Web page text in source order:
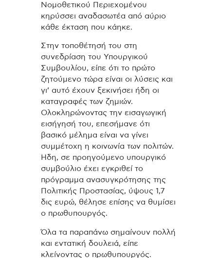
Νομοθετικού Περιεχομένου
κηρύσσει αναδασωτέα από αύριο
κάθε έκταση που κάηκε.
Στην τοποθέτησή του στη
συνεδρίαση του Υπουργικού
Συμβουλίου, είπε ότι το πρώτο
ζητούμενο τώρα είναι οι λύσεις και
γι’ αυτό έχουν ξεκινήσει ήδη οι
καταγραφές των ζημιών.
Ολοκληρώνοντας την εισαγωγική
εισήγησή του, επεσήμανε ότι
βασικό μέλημα είναι να γίνει
συμμέτοχη η κοινωνία των πολιτών.
Ηδη, σε προηγούμενο υπουργικό
συμβούλιο έχει εγκριθεί το
πρόγραμμα ανασυγκρότησης της
Πολιτικής Προστασίας, ύψους 1,7
δις ευρώ, θέλησε επίσης να θυμίσει
ο πρωθυπουργός.
Όλα τα παραπάνω σημαίνουν πολλή
και εντατική δουλειά, είπε
κλείνοντας ο πρωθυπουργός.